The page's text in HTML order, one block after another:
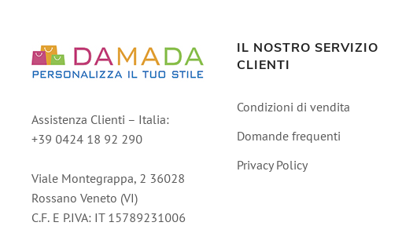
Assistenza Clienti – Italia:
+39 0424 18 92 290
Viale Montegrappa, 2 36028
Rossano Veneto (VI)
C.F. E P.IVA: IT 15789231006
IL NOSTRO SERVIZIO
CLIENTI
Condizioni di vendita
Domande frequenti
Privacy Policy